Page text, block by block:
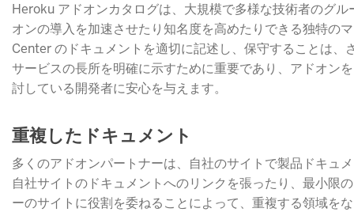
Heroku アドオンカタログは、大規模で多様な技術者のグ
オンの導入を加速させたり知名度を高めたりできる独特の
Center のドキュメントを適切に記述し、保守することは、
サービスの長所を明確に示すために重要であり、アドオン
討している開発者に安心を与えます。
重複したドキュメント
多くのアドオンパートナーは、自社のサイトで製品ドキュ
自社サイトのドキュメントへのリンクを張ったり、最小限
ーのサイトに役割を委ねることによって、重複する領域を